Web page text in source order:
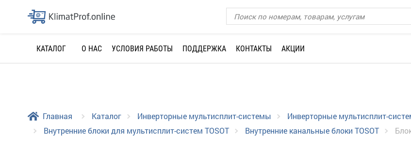
КАТАЛОГ О НАС УСЛОВИЯ РАБОТЫ ПОДДЕРЖКА КОНТАКТЫ АКЦИИ
Главная Каталог Инверторные мультисплит-системы
Инверторные мультисплит-
Внутренние блоки для мультисплит-систем TOSOT
Внутренние канальные блоки TOSOT